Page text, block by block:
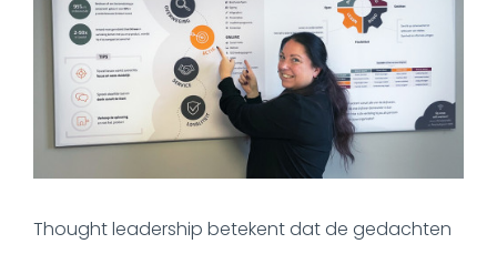
Thought leadership betekent dat de gedachten